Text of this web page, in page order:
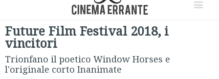
Future Film Festival 2018, i
vincitori
Trionfano il poetico Window Horses e
l'originale corto Inanimate